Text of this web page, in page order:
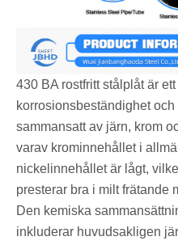
430 BA rostfritt stålplåt är
korrosionsbeständighet
sammansatt av järn, krom
varav krominnehållet i
nickelinnehållet är lågt,
presterar bra i milt frätande
Den kemiska
inkluderar huvudsakligen